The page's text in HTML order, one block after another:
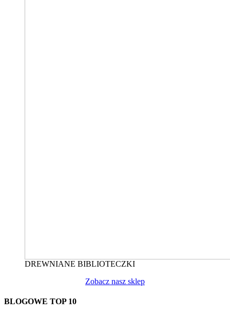
DREWNIANE BIBLIOTECZKI
Zobacz nasz sklep
BLOGOWE TOP 10